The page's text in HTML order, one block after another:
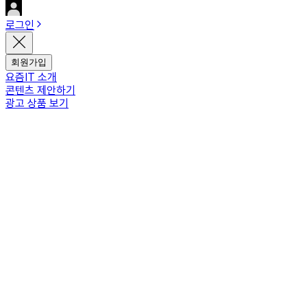
로그인
회원가입
요즘IT 소개
콘텐츠 제안하기
광고 상품 보기